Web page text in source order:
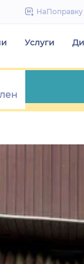
Услуги